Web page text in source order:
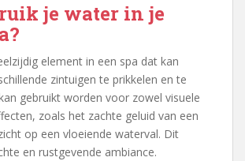
je water in je
element in een spa dat kan
zintuigen te prikkelen en te
gebruikt worden voor zowel visuele
zoals het zachte geluid van een
op een vloeiende waterval. Dit
en rustgevende ambiance.